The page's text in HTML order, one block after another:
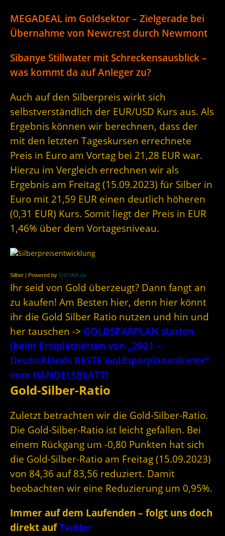
MEGADEAL im Goldsektor – Zielgerade bei
Übernahme von Newcrest durch Newmont
Sibanye Stillwater mit Schreckensausblick –
was kommt da auf Anleger zu?
Auch auf den Silberpreis wirkt sich
selbstverständlich der EUR/USD Kurs aus. Als
Ergebnis können wir berechnen, dass der
mit den letzten Tageskursen errechnete
Preis in Euro am Vortag bei 21,28 EUR war.
Hierzu im Vergleich errechnen wir als
Ergebnis am Freitag (15.09.2023) für Silber in
Euro mit 21,59 EUR einen deutlich höheren
(0,31 EUR) Kurs. Somit liegt der Preis in EUR
1,46% über dem Vortagesniveau.
Silber | Powered by GOYAX.de
Ihr seid von Gold überzeugt? Dann fangt an
zu kaufen! Am Besten hier, denn hier könnt
ihr die Gold Silber Ratio nutzen und hin und
her tauschen -> GOLDSPARPLAN starten
(beim Erstplatzierten von „2021 –
Deutschlands BESTE Goldsparplananbieter“
vom HANDELSBLATT)
Gold-Silber-Ratio
Zuletzt betrachten wir die Gold-Silber-Ratio.
Die Gold-Silber-Ratio ist leicht gefallen. Bei
einem Rückgang um -0,80 Punkten hat sich
die Gold-Silber-Ratio am Freitag (15.09.2023)
von 84,36 auf 83,56 reduziert. Damit
beobachten wir eine Reduzierung um 0,95%.
Immer auf dem Laufenden – folgt uns doch
direkt aufTwitter